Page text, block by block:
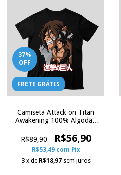
37%
OFF
FRETE GRÁTIS
Camiseta Attack on Titan
Awakening 100% Algodão
R$89,90
R$56,90
R$53,49 com Pix
3 x de R$18,97 sem juros